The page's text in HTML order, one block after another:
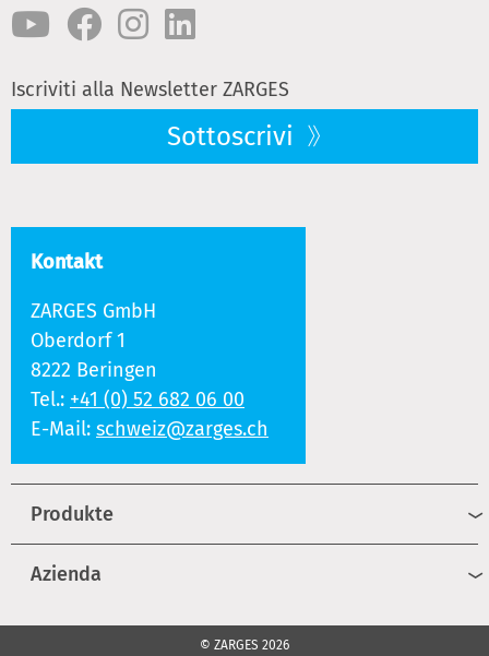
Iscriviti alla Newsletter ZARGES
Sottoscrivi
Kontakt
ZARGES GmbH
Oberdorf 1
8222 Beringen
Tel.: +41 (0) 52 682 06 00
E-Mail: schweiz@zarges.ch
Produkte
Azienda
© ZARGES 2026